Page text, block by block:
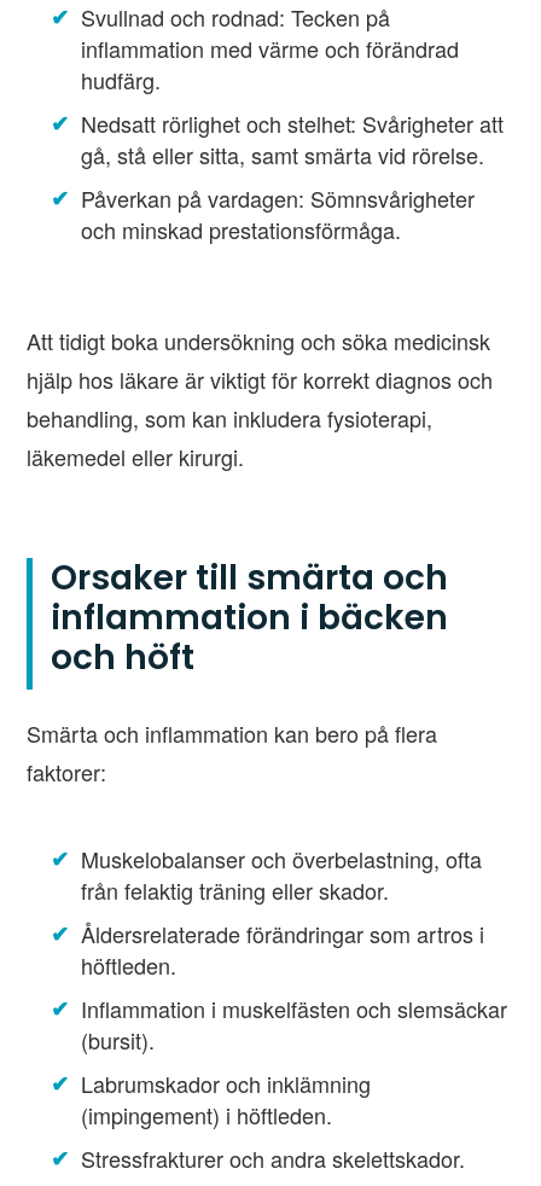
Svullnad och rodnad: Tecken på
inflammation med värme och förändrad
hudfärg.
Nedsatt rörlighet och stelhet: Svårigheter att
gå, stå eller sitta, samt smärta vid rörelse.
Påverkan på vardagen: Sömnsvårigheter
och minskad prestationsförmåga.
Att tidigt boka undersökning och söka medicinsk
hjälp hos läkare är viktigt för korrekt diagnos och
behandling, som kan inkludera fysioterapi,
läkemedel eller kirurgi.
Orsaker till smärta och
inflammation i bäcken
och höft
Smärta och inflammation kan bero på flera
faktorer:
Muskelobalanser och överbelastning, ofta
från felaktig träning eller skador.
Åldersrelaterade förändringar som artros i
höftleden.
Inflammation i muskelfästen och slemsäckar
(bursit).
Labrumskador och inklämning
(impingement) i höftleden.
Stressfrakturer och andra skelettskador.